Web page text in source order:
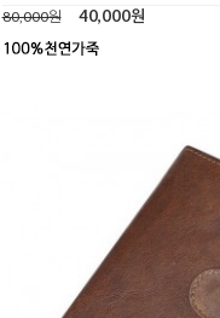
80,000원
40,000원